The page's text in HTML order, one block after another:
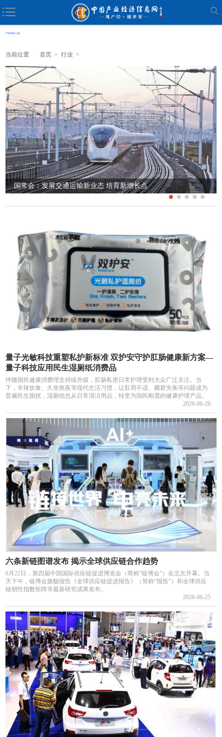
当前位置 首页 > 行业 >
连续两个月高于临界点 4月制造业PMI保持扩张
量子光敏科技重塑私护新标准 双护安守护肛肠健康新方案---
量子科技应用民生湿厕纸消费品
伴随国民健康消费理念持续升级，肛肠私密日常护理受到大众广泛关注。当
下，辛辣饮食、久坐熬夜等现代生活习惯，让肛周不适、菌群失衡等问题成为
普遍民生困扰，湿厕纸也从日常清洁用品，转变为国民刚需的健康护理产品。
2026-06-26
六条新链图谱发布 揭示全球供应链合作趋势
6月22日，第四届中国国际供应链促进博览会（简称“链博会”）在北京开幕。当
天下午，链博会旗舰报告《全球供应链促进报告》（简称“报告”）和全球供应
链韧性指数矩阵等最新研究成果发布。
2026-06-25